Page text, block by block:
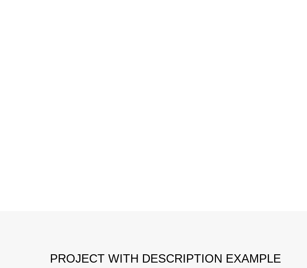
PROJECT WITH DESCRIPTION EXAMPLE